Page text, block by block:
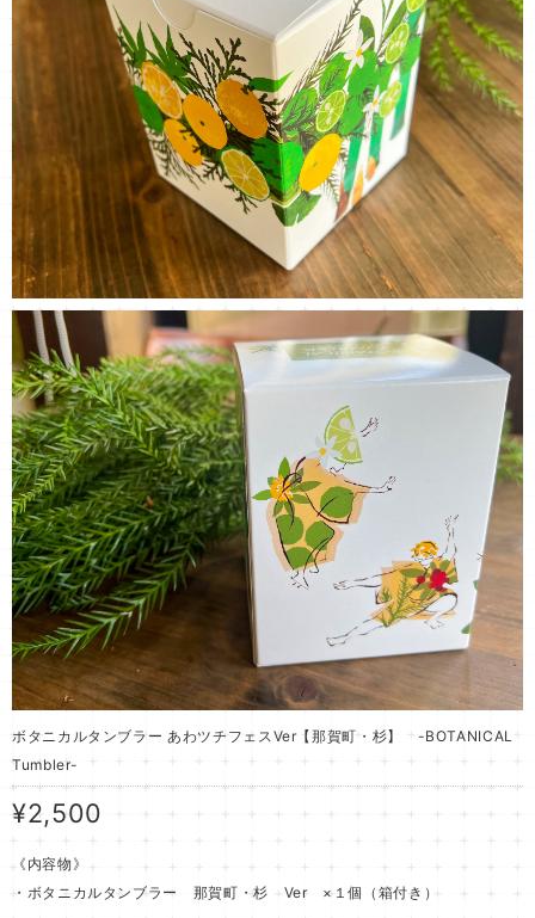
ボタニカルタンブラー あわツチフェスVer【那賀町・杉】 -BOTANICAL
Tumbler-
¥2,500
《内容物》
・ボタニカルタンブラー 那賀町・杉 Ver ×１個（箱付き）